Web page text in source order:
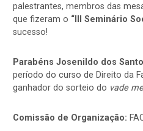
palestrantes, membros das
que fizeram o “III Seminário
sucesso!
Parabéns Josenildo dos
período do curso de Direito da
ganhador do sorteio do vade
Comissão de Organização: